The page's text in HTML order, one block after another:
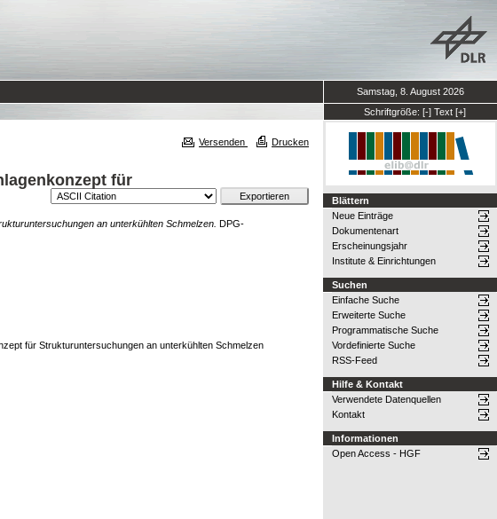
Samstag, 8. August 2026
Schriftgröße: [-] Text [+]
Versenden Drucken
für
an unterkühlten Schmelzen. DPG-
für Strukturuntersuchungen an unterkühlten Schmelzen
Blättern
Neue Einträge
Dokumentenart
Erscheinungsjahr
Institute & Einrichtungen
Suchen
Einfache Suche
Erweiterte Suche
Programmatische Suche
Vordefinierte Suche
RSS-Feed
Hilfe & Kontakt
Verwendete Datenquellen
Kontakt
Informationen
Open Access - HGF